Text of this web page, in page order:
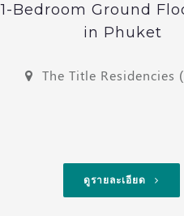
1-Bedroom Ground
in Phuket
The Title Residencies
ดูรายละเอียด